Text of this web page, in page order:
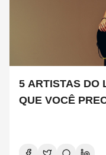
5 ARTISTAS DO
QUE VOCÊ